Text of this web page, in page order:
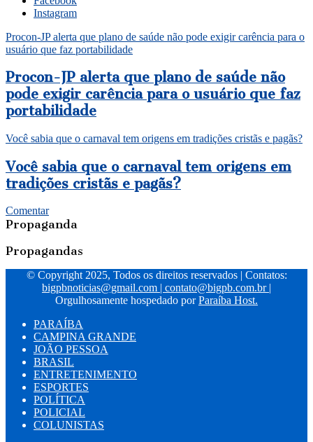
Instagram
Procon-JP alerta que plano de saúde não pode exigir carência para o
usuário que faz portabilidade
Procon-JP alerta que plano de saúde não
pode exigir carência para o usuário que faz
portabilidade
Você sabia que o carnaval tem origens em tradições cristãs e pagãs?
Você sabia que o carnaval tem origens em
tradições cristãs e pagãs?
Comentar
Propaganda
Propagandas
© Copyright 2025, Todos os direitos reservados | Contatos:
bigpbnoticias@gmail.com
contato@bigpb.com.br
Orgulhosamente hospedado porParaíba Host.
PARAÍBA
CAMPINA GRANDE
JOÃO PESSOA
BRASIL
ENTRETENIMENTO
ESPORTES
POLÍTICA
POLICIAL
COLUNISTAS